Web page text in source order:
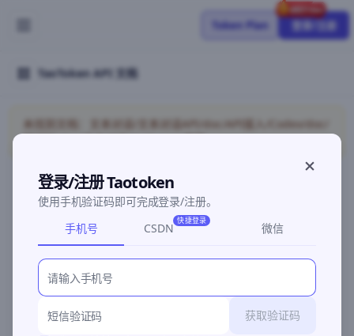
Token Plan 登录/注册
TaoToken API 文档
未找到文档：文本对话/文本对话API/doc/API接入/Codex/doc/
©2026 深圳灵明智码科技有限公司粤ICP备2026096960号-3
登录/注册 Taotoken
使用手机验证码即可完成登录/注册。
手机号
CSDN
快捷登录
微信
获取验证码